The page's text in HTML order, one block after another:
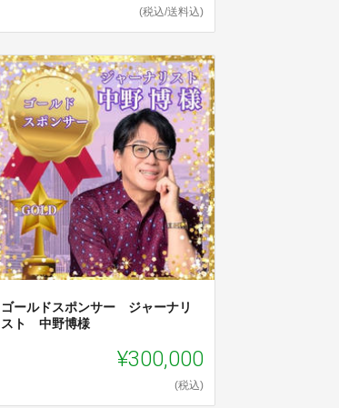
(税込/送料込)
ゴールドスポンサー ジャーナリ
スト 中野博様
¥300,000
(税込)